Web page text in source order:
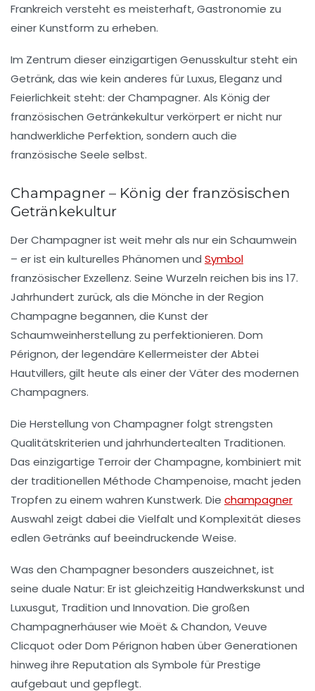
Frankreich versteht es meisterhaft,Gastronomie zu
einer Kunstform zu erheben.
Im Zentrum dieser einzigartigen Genusskultur steht ein
Getränk, das wie kein anderes fürLuxus, Eleganz und
Feierlichkeit steht: derChampagner. Als König der
französischen Getränkekultur verkörpert er nicht nur
handwerkliche Perfektion, sondern auch die
französische Seele selbst.
Champagner – König der französischen
Getränkekultur
DerChampagnerist weit mehr als nur ein Schaumwein
– er ist ein kulturelles Phänomen und Symbol
französischerExzellenz. Seine Wurzeln reichen bis ins 17.
Jahrhundert zurück, als die Mönche in der Region
Champagne begannen, die Kunst der
Schaumweinherstellung zu perfektionieren. Dom
Pérignon, der legendäre Kellermeisterder Abtei
Hautvillers, gilt heute als einer der Väter des modernen
Champagners.
Die Herstellung von Champagner folgt strengsten
Qualitätskriterien und jahrhundertealten Traditionen.
Das einzigartige Terroir der Champagne, kombiniert mit
der traditionellen Méthode Champenoise, macht jeden
Tropfen zu einem wahren Kunstwerk. Die champagner
Auswahl zeigt dabei die Vielfalt und Komplexität dieses
edlen Getränks auf beeindruckende Weise.
Was den Champagner besonders auszeichnet, ist
seine duale Natur: Er ist gleichzeitig Handwerkskunst und
Luxusgut, Tradition und Innovation. Die großen
Champagnerhäuserwie Moët & Chandon, Veuve
Clicquot oder Dom Pérignon haben über Generationen
hinweg ihre Reputation als Symbole für Prestige
aufgebaut und gepflegt.